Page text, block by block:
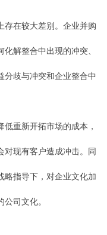
在较大差别。企业并购
解整合中出现的冲突、
分歧与冲突和企业整合中
重新开拓市场的成本，
对现有客户造成冲击。同
略指导下，对企业文化加
司文化。